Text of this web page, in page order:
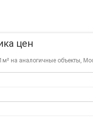
цен
на аналогичные объекты,